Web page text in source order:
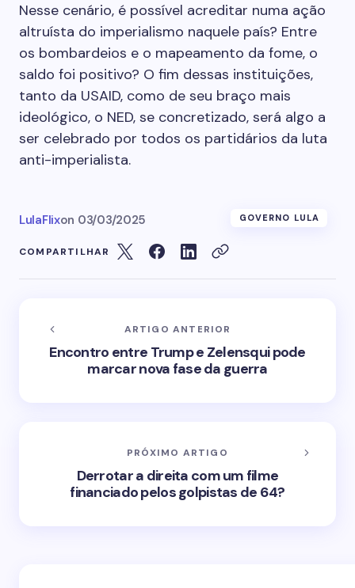
Nesse cenário, é possível acreditar numa ação
altruísta do imperialismo naquele país? Entre
os bombardeios e o mapeamento da fome, o
saldo foi positivo? O fim dessas instituições,
tanto da USAID, como de seu braço mais
ideológico, o NED, se concretizado, será algo a
ser celebrado por todos os partidários da luta
anti-imperialista.
LulaFlixon 03/03/2025 GOVERNO LULA
COMPARTILHAR
ARTIGO ANTERIOR
Encontro entre Trump e Zelensqui pode
marcar nova fase da guerra
PRÓXIMO ARTIGO
Derrotar a direita com um filme
financiado pelos golpistas de 64?